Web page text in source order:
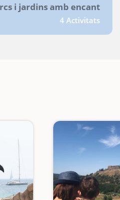
i jardins amb encant
4 Activitats